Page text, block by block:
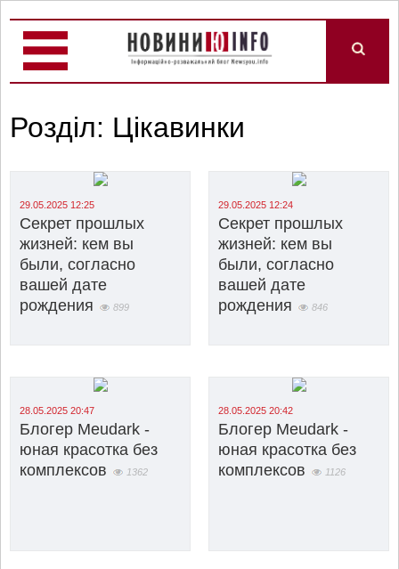
Розділ: Цікавинки
29.05.2025 12:25
Секрет прошлых
жизней: кем вы
были, согласно
вашей дате
рождения
899
29.05.2025 12:24
Секрет прошлых
жизней: кем вы
были, согласно
вашей дате
рождения
846
28.05.2025 20:47
Блогер Meudark -
юная красотка без
комплексов
1362
28.05.2025 20:42
Блогер Meudark -
юная красотка без
комплексов
1126